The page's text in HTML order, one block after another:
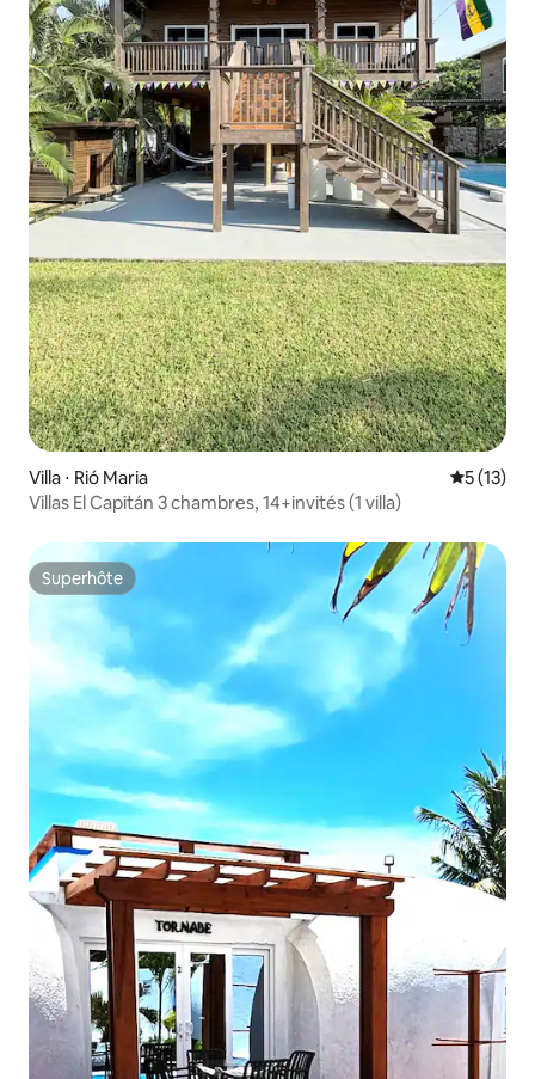
Villa ⋅ Rió Maria
5 (13)
Villas El Capitán 3 chambres, 14+invités (1 villa)
Superhôte
Superhôte